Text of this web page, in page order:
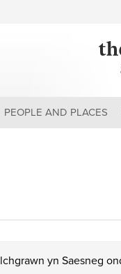
PEOPLE AND PLACES
yn Saesneg